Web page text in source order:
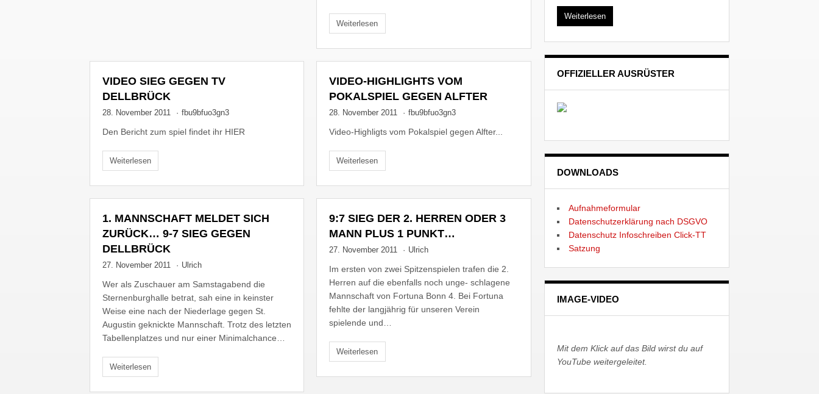
Weiterlesen
VIDEO SIEG GEGEN TV
DELLBRÜCK
28. November 2011 · fbu9bfuo3gn3
Den Bericht zum spiel findet ihr HIER
Weiterlesen
VIDEO-HIGHLIGHTS VOM
POKALSPIEL GEGEN ALFTER
28. November 2011 · fbu9bfuo3gn3
Video-Highligts vom Pokalspiel gegen Alfter...
Weiterlesen
1. MANNSCHAFT MELDET SICH
ZURÜCK… 9-7 SIEG GEGEN
DELLBRÜCK
27. November 2011 · Ulrich
Wer als Zuschauer am Samstagabend die
Sternenburghalle betrat, sah eine in keinster
Weise eine nach der Niederlage gegen St.
Augustin geknickte Mannschaft. Trotz des letzten
Tabellenplatzes und nur einer Minimalchance…
Weiterlesen
9:7 SIEG DER 2. HERREN ODER 3
MANN PLUS 1 PUNKT…
27. November 2011 · Ulrich
Im ersten von zwei Spitzenspielen trafen die 2.
Herren auf die ebenfalls noch unge- schlagene
Mannschaft von Fortuna Bonn 4. Bei Fortuna
fehlte der langjährig für unseren Verein
spielende und…
Weiterlesen
Weiterlesen
OFFIZIELLER AUSRÜSTER
DOWNLOADS
Aufnahmeformular
Datenschutzerklärung nach DSGVO
Datenschutz Infoschreiben Click-TT
Satzung
IMAGE-VIDEO
Mit dem Klick auf das Bild wirst du auf
YouTube weitergeleitet.